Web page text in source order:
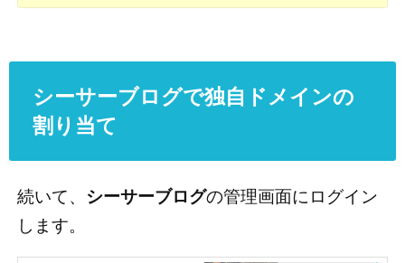
シーサーブログで独自ドメインの
割り当て
続いて、 シーサーブログの管理画面にログイン
します。